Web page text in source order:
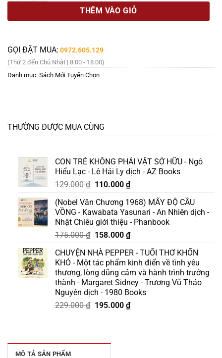
THÊM VÀO GIỎ
GỌI ĐẶT MUA: 0972.605.129
(Thứ 2 đến Chủ Nhật | 8:00 - 18:00)
Danh mục: Sách Mới Tuyển Chọn
THƯỜNG ĐƯỢC MUA CÙNG
CON TRẺ KHÔNG PHẢI VẬT SỞ HỮU - Ngô
Hiểu Lạc - Lê Hải Ly dịch - AZ Books
129.000₫ Giá
là:
129.000 ₫.
110.000 ₫Giá
tại
là:
110.000 ₫.
(Nobel Văn Chương 1968) MẤY ĐỘ CẦU
VỒNG - Kawabata Yasunari - An Nhiên dịch -
Nhật Chiêu giới thiệu - Phanbook
175.000₫ Giá
là:
175.000 ₫.
158.000 ₫Giá
tại
là:
158.000 ₫.
CHUYỆN NHÀ PEPPER - TUỔI THƠ KHỐN
KHÓ - Một tác phẩm kinh điển về tình yêu
thương, lòng dũng cảm và hành trình trưởng
thành - Margaret Sidney - Trương Vũ Thảo
Nguyên dịch - 1980 Books
229.000₫ Giá
195.000 ₫Giá
MÔ TẢ SẢN PHẨM